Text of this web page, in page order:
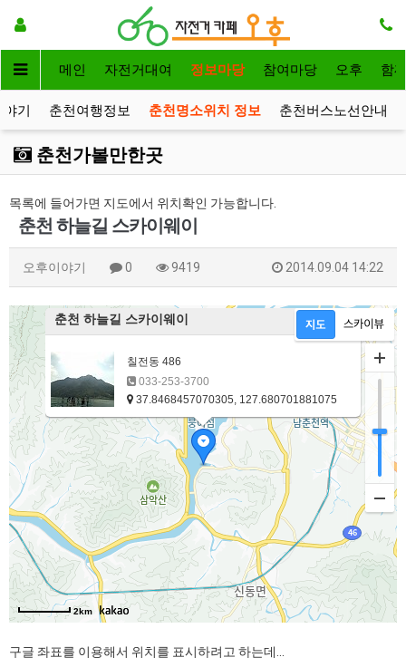
메인 자전거대여 정보마당 참여마당 오후 함
기 춘천여행정보 춘천명소위치 정보 춘천버스노선안내
춘천가볼만한곳
목록에 들어가면 지도에서 위치확인 가능합니다.
춘천 하늘길 스카이웨이
오후이야기 0 9419 2014.09.04 14:22
춘천 하늘길 스카이웨이
칠전동 486
033-253-3700
37.8468457070305, 127.680701881075
2km
구글 좌표를 이용해서 위치를 표시하려고 하는데...